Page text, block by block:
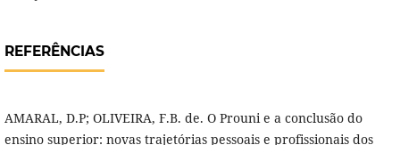
REFERÊNCIAS
AMARAL, D.P; OLIVEIRA, F.B. de. O Prouni e a conclusão do
ensino superior: novas trajetórias pessoais e profissionais dos